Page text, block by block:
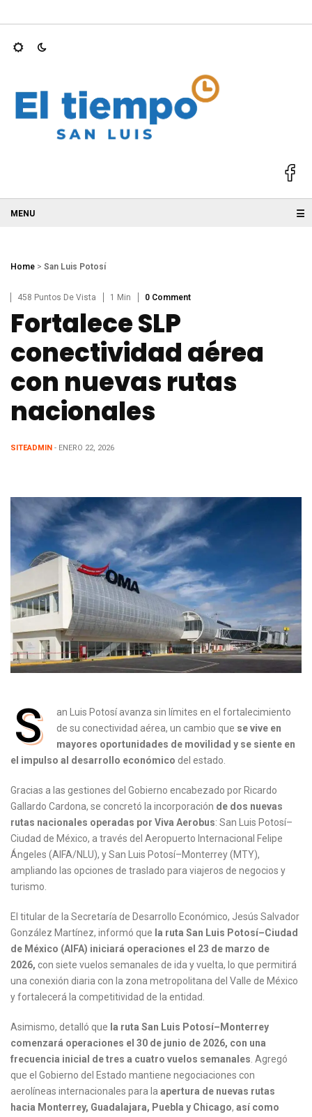
☰
Home > San Luis Potosí
458 Puntos De Vista 1 Min 0 Comment
Fortalece SLP
conectividad aérea
con nuevas rutas
nacionales
SITEADMIN - ENERO 22, 2026
S
an Luis Potosí avanza sin límites en el fortalecimiento
de su conectividad aérea, un cambio que se vive en
mayores oportunidades de movilidad y se siente en
el impulso al desarrollo económico del estado.
Gracias a las gestiones del Gobierno encabezado por Ricardo
Gallardo Cardona, se concretó la incorporación de dos nuevas
rutas nacionales operadas por Viva Aerobus: San Luis Potosí–
Ciudad de México, a través del Aeropuerto Internacional Felipe
Ángeles (AIFA/NLU), y San Luis Potosí–Monterrey (MTY),
ampliando las opciones de traslado para viajeros de negocios y
turismo.
El titular de la Secretaría de Desarrollo Económico, Jesús Salvador
González Martínez, informó que la ruta San Luis Potosí–Ciudad
de México (AIFA) iniciará operaciones el 23 de marzo de
2026, con siete vuelos semanales de ida y vuelta, lo que permitirá
una conexión diaria con la zona metropolitana del Valle de México
y fortalecerá la competitividad de la entidad.
Asimismo, detalló que la ruta San Luis Potosí–Monterrey
comenzará operaciones el 30 de junio de 2026, con una
frecuencia inicial de tres a cuatro vuelos semanales . Agregó
que el Gobierno del Estado mantiene negociaciones con
aerolíneas internacionales para la apertura de nuevas rutas
hacia Monterrey, Guadalajara, Puebla y Chicago, así como